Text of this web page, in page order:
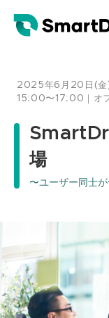
2025年6月20日(金
15:00〜17:00｜オ
場
〜ユーザー同士